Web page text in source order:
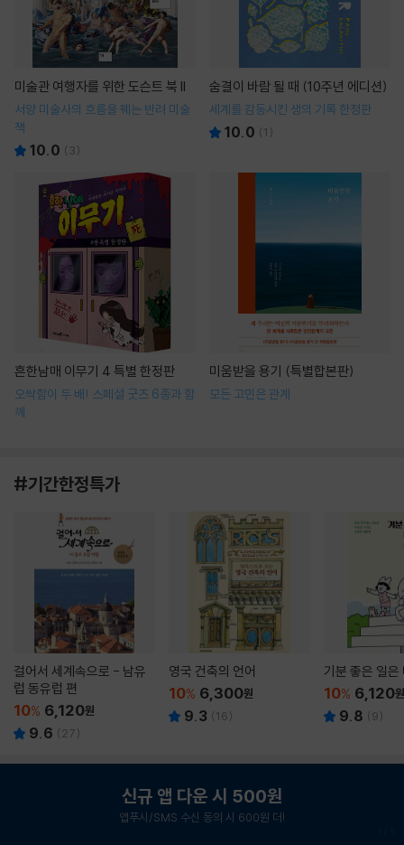
미술관 여행자를 위한 도슨트 북 II
서양 미술사의 흐름을 꿰는 반려 미술
책
10.0 ( 3)
숨결이 바람 될 때 (10주년 에디션)
세계를 감동시킨 생의 기록 한정판
10.0 (1 )
흔한남매 이무기 4 특별 한정판
오싹함이 두 배! 스페셜 굿즈 6종과 함
께
미움받을 용기 (특별합본판)
모든 고민은 관계
#기간한정특가
걸어서 세계속으로 - 남유
럽 동유럽 편
10% 6,120원
9.6 ( 27)
영국 건축의 언어
10% 6,300원
9.3 (16)
기분 좋은 일은
10% 6,120원
9.8 (9)
신규 앱 다운 시 500원
앱푸시/SMS 수신 동의 시 600원 더!